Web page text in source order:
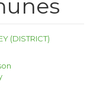
(DISTRICT)